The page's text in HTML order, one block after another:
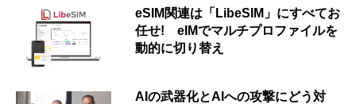
eSIM関連は「LibeSIM」にすべてお
任せ! eIMでマルチプロファイルを
動的に切り替え
AIの武器化とAIへの攻撃にどう対